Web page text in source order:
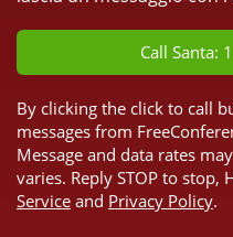
Call Santa:
By clicking the click to call
messages from
Message and data rates
varies. Reply STOP to stop,
Service and Privacy Policy.